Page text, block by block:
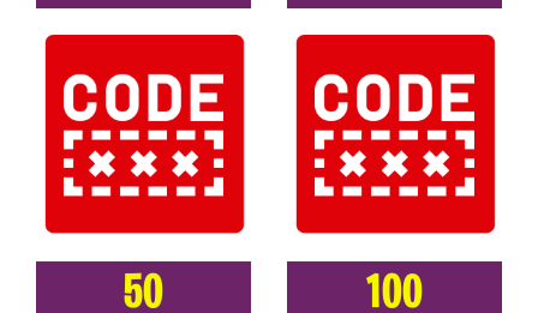
50 100